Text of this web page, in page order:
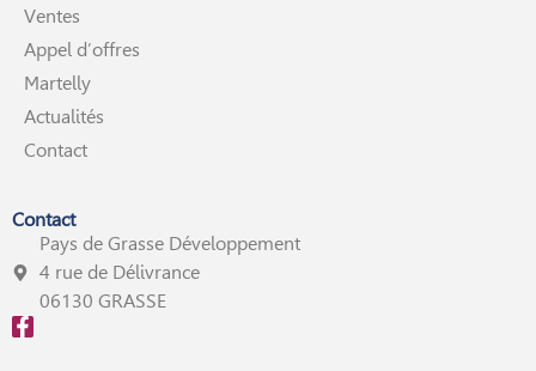
Ventes
Appel d’offres
Martelly
Actualités
Contact
Contact
Pays de Grasse Développement
4 rue de Délivrance
06130 GRASSE